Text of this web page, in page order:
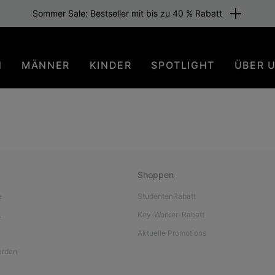
Sommer Sale: Bestseller mit bis zu 40 % Rabatt
MÄNNER KINDER SPOTLIGHT ÜBER
Shoppen
StudentenRabatt
Key-Worker-Rabatt
Aktuelle Promotions